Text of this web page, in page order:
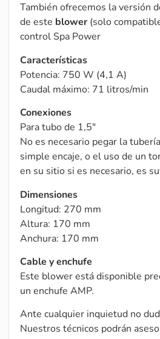
También ofrecemos la versión
de este blower (solo
control Spa Power
Características
Potencia: 750 W (4,1 A)
Caudal máximo: 71 litros/min
Conexiones
Para tubo de 1,5″
No es necesario pegar la
simple encaje, o el uso de un
en su sitio si es necesario, es
Dimensiones
Longitud: 270 mm
Altura: 170 mm
Anchura: 170 mm
Cable y enchufe
Este blower está disponible
un enchufe AMP.
Ante cualquier inquietud no
Nuestros técnicos podrán